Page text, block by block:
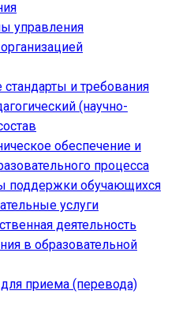
управления
и требования
(научно-
обеспечение и
процесса
поддержки обучающихся
услуги
деятельность
в образовательной
приема (перевода)